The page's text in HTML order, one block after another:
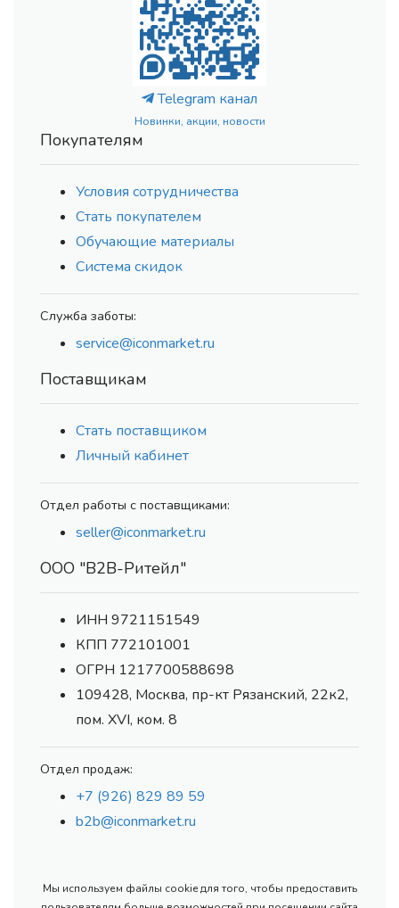
Telegram канал
Новинки, акции, новости
Покупателям
Условия сотрудничества
Стать покупателем
Обучающие материалы
Система скидок
Служба заботы:
service@iconmarket.ru
Поставщикам
Стать поставщиком
Личный кабинет
Отдел работы с поставщиками:
seller@iconmarket.ru
ООО "В2В-Ритейл"
ИНН 9721151549
КПП 772101001
ОГРН 1217700588698
109428, Москва, пр-кт Рязанский, 22к2,
пом. XVI, ком. 8
Отдел продаж:
+7 (926) 829 89 59
b2b@iconmarket.ru
Мы используем файлы cookie для того, чтобы предоставить